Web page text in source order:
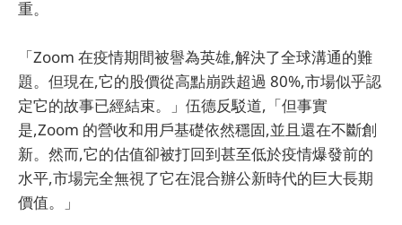
重。
「Zoom 在疫情期間被譽為英雄,解決了全球溝通的難
題。但現在,它的股價從高點崩跌超過 80%,市場似乎認
定它的故事已經結束。」伍德反駁道,「但事實
是,Zoom 的營收和用戶基礎依然穩固,並且還在不斷創
新。然而,它的估值卻被打回到甚至低於疫情爆發前的
水平,市場完全無視了它在混合辦公新時代的巨大長期
價值。」